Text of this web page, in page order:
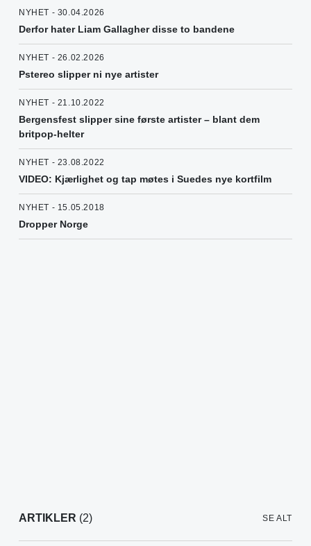
NYHET - 30.04.2026
Derfor hater Liam Gallagher disse to bandene
NYHET - 26.02.2026
Pstereo slipper ni nye artister
NYHET - 21.10.2022
Bergensfest slipper sine første artister – blant dem
britpop-helter
NYHET - 23.08.2022
VIDEO: Kjærlighet og tap møtes i Suedes nye kortfilm
NYHET - 15.05.2018
Dropper Norge
ARTIKLER (2) SE ALT